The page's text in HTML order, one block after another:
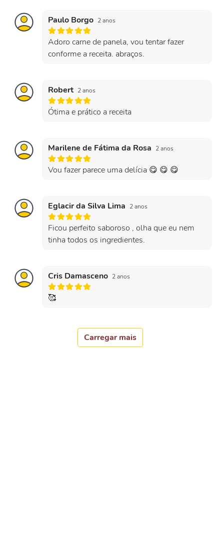
Paulo Borgo 2 anos
Adoro carne de panela, vou tentar fazer
conforme a receita. abraços.
Robert 2 anos
Ótima e prático a receita
Marilene de Fátima da Rosa 2 anos
Vou fazer parece uma delícia 😋 😋 😋
Eglacir da Silva Lima 2 anos
Ficou perfeito saboroso , olha que eu nem
tinha todos os ingredientes.
Cris Damasceno 2 anos
🥰
Carregar mais